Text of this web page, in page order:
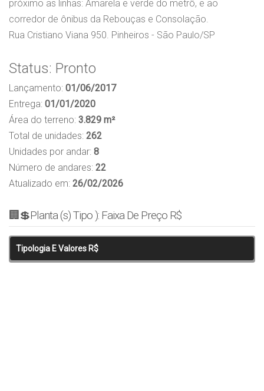
próximo as linhas: Amarela e verde do metrô, e ao
corredor de ônibus da Rebouças e Consolação.
Rua Cristiano Viana 950. Pinheiros - São Paulo/SP
Status: Pronto
Lançamento: 01/06/2017
Entrega: 01/01/2020
Área do terreno: 3.829 m²
Total de unidades: 262
Unidades por andar: 8
Número de andares: 22
Atualizado em: 26/02/2026
🏢💲Planta (s) Tipo ): Faixa De Preço R$
Tipologia E Valores R$